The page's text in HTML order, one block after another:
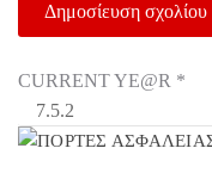
CURRENT YE@R *